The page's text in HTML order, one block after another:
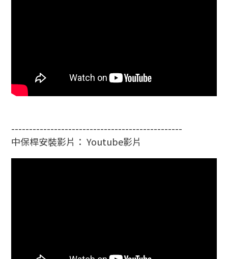
------------------------------------------------
中保桿安裝影片： Youtube影片